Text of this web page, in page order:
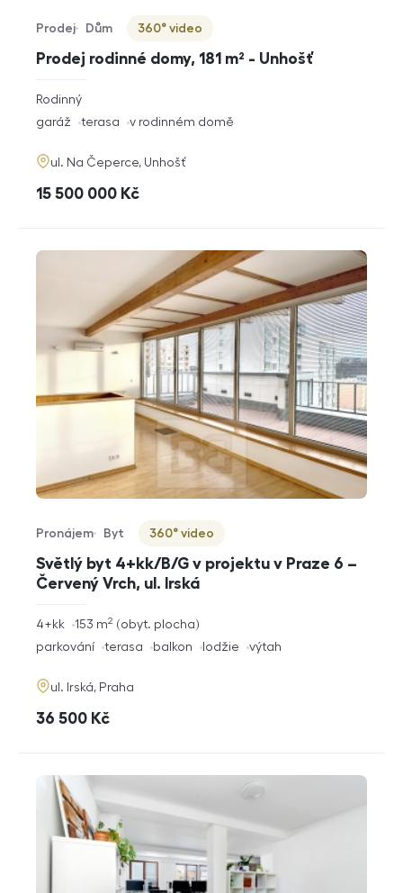
Prodej rodinné domy, 181 m² - Unhošť
Typ nabídky
Prodej
Typ nemovitosti
Dům
Virtuální prohlídka
360° video
rozměry
dispozice
Rodinný
funkce
garáž terasa v rodinném domě
adresa
ul. Na Čeperce, Unhošť
cena
15 500 000 Kč
Světlý byt 4+kk/B/G v projektu v Praze 6 –
Červený Vrch, ul. Irská
Typ nabídky
Pronájem
Typ nemovitosti
Byt
Virtuální prohlídka
360° video
rozměry
4+kk obyt. plocha
153 m2
funkce
parkování terasa balkon lodžie výtah
adresa
ul. Irská, Praha
cena
36 500 Kč